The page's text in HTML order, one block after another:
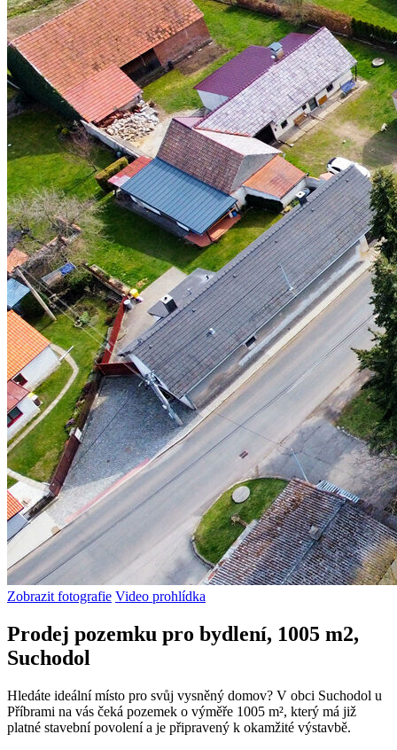
Zobrazit fotografie Video prohlídka
Prodej pozemku pro bydlení, 1005 m2,
Suchodol
Hledáte ideální místo pro svůj vysněný domov? V obci Suchodol u
Příbrami na vás čeká pozemek o výměře 1005 m², který má již
platné stavební povolení a je připravený k okamžité výstavbě.